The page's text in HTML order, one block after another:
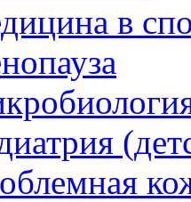
в